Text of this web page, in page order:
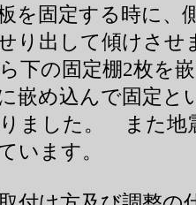
を固定する時に、
り出して傾けさせ
下の固定棚2枚を
嵌め込んで固定と
ました。 また地
います。